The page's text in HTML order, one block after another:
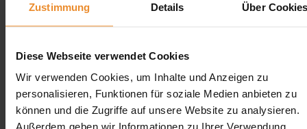
Zustimmung Details Über
Diese Webseite verwendet Cookies
Wir verwenden Cookies, um Inhalte und Anzeigen zu
personalisieren, Funktionen für soziale Medien anbieten zu
können und die Zugriffe auf unsere Website zu analysieren.
Außerdem geben wir Informationen zu Ihrer Verwendung
Tankreinigung Flensburg
Tankreinigung Norderstedt
Tankreinigung Elmshorn
Tankreinigung Ahrensburg